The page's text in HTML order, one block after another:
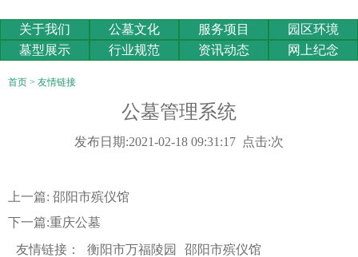
关于我们 公墓文化 服务项目
园区环境
墓型展示
行业规范 资讯动态 网上纪念
首页 > 友情链接
公墓管理系统
发布日期:2021-02-18 09:31:17 点击:次
上一篇: 邵阳市殡仪馆
下一篇:重庆公墓
友情链接：
衡阳市万福陵园
邵阳市殡仪馆